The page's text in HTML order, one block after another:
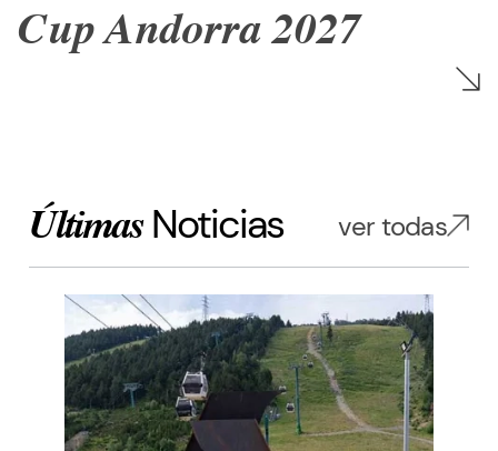
Cup Andorra 2027
ÚltimasNoticias ver todas